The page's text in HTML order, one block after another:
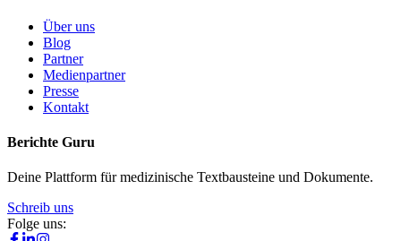
Über uns
Blog
Partner
Medienpartner
Presse
Kontakt
Berichte Guru
Deine Plattform für medizinische Textbausteine und Dokumente.
Schreib uns
Folge uns: